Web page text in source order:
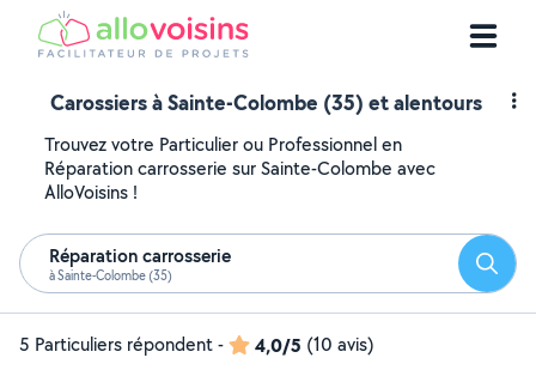
Carossiers à Sainte-Colombe (35) et alentours
Trouvez votre Particulier ou Professionnel en
Réparation carrosserie sur Sainte-Colombe avec
AlloVoisins !
Réparation carrosserie
à Sainte-Colombe (35)
5 Particuliers répondent- 4,0/5 (10 avis)